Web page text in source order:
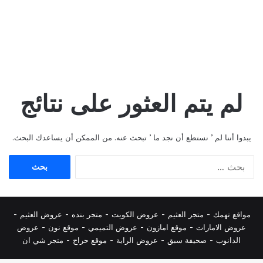
لم يتم العثور على نتائج
يبدوا أننا لم ’ نستطع أن نجد ما ’ تبحث عنه. من الممكن أن يساعدك البحث.
مواقع تهمك - متجر العثيم - عروض الكويت - متجر بنده - عروض العثيم -
عروض الامارات - موقع امازون - عروض التميمي - موقع نون - عروض
الدانوب - صحيفة سبق - عروض الراية - موقع حراج - متجر شي ان